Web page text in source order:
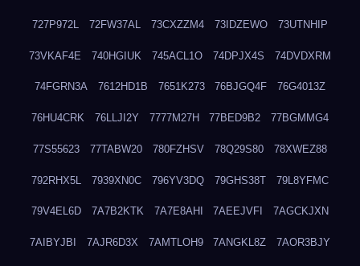
727P972L 72FW37AL 73CXZZM4 73IDZEWO 73UTNHIP
73VKAF4E 740HGIUK 745ACL1O 74DPJX4S 74DVDXRM
74FGRN3A 7612HD1B 7651K273 76BJGQ4F 76G4013Z
76HU4CRK 76LLJI2Y 7777M27H 77BED9B2 77BGMMG4
77S55623 77TABW20 780FZHSV 78Q29S80 78XWEZ88
792RHX5L 7939XN0C 796YV3DQ 79GHS38T 79L8YFMC
79V4EL6D 7A7B2KTK 7A7E8AHI 7AEEJVFI 7AGCKJXN
7AIBYJBI 7AJR6D3X 7AMTLOH9 7ANGKL8Z 7AOR3BJY